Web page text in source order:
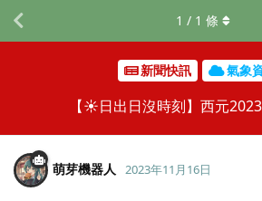
新聞快訊 氣象
【☀️日出日沒時刻】西元
1 / 1 條
萌芽機器人 2023年11月16日